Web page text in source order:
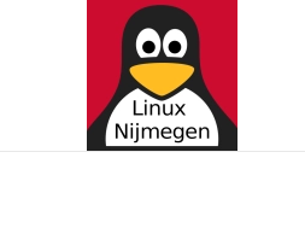
Terug naar hoofdinhoud